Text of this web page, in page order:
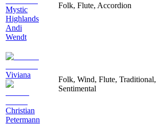
Mystic
Highlands
Andi
Wendt
Folk, Flute, Accordion
Viviana
Christian
Petermann
Folk, Wind, Flute, Traditional,
Sentimental